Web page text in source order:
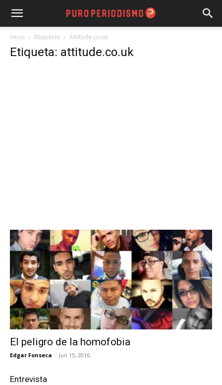
Inicio Etiquetas Attitude.co.uk
Etiqueta: attitude.co.uk
El peligro de la homofobia
Edgar Fonseca - Jun 15, 2016
Entrevista